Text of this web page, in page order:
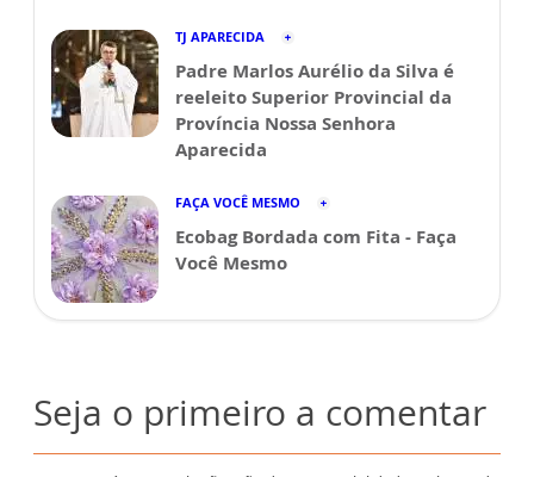
TJ APARECIDA
Padre Marlos Aurélio da Silva é
reeleito Superior Provincial da
Província Nossa Senhora
Aparecida
FAÇA VOCÊ MESMO
Ecobag Bordada com Fita - Faça
Você Mesmo
Seja o primeiro a comentar